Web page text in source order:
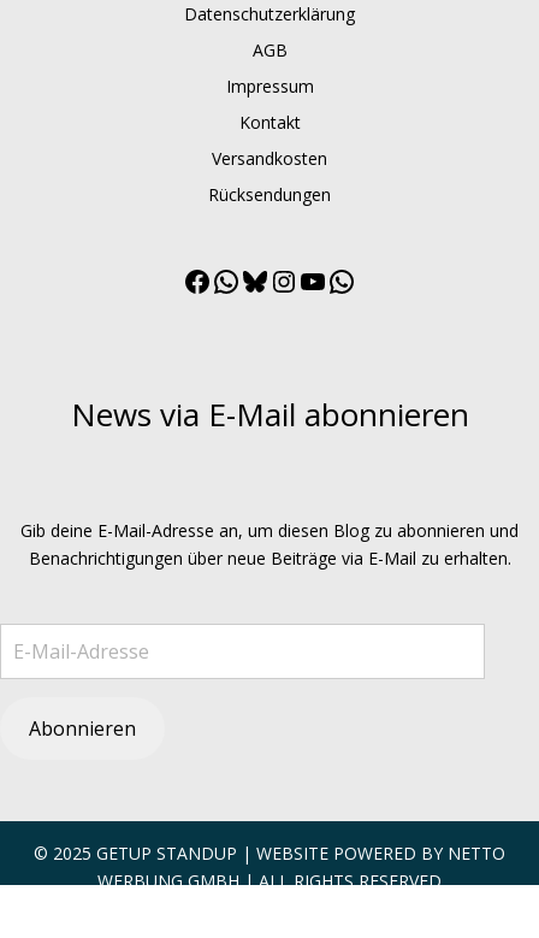
Datenschutzerklärung
AGB
Impressum
Kontakt
Versandkosten
Rücksendungen
Facebook
WhatsApp
BlueskyInstagram
YouTube
News via E-Mail abonnieren
Gib deine E-Mail-Adresse an, um diesen Blog zu abonnieren und
Benachrichtigungen über neue Beiträge via E-Mail zu erhalten.
E-Mail-Adresse
Abonnieren
© 2025 GETUP STANDUP | WEBSITE POWERED BY NETTO
WERBUNG GMBH| ALL RIGHTS RESERVED